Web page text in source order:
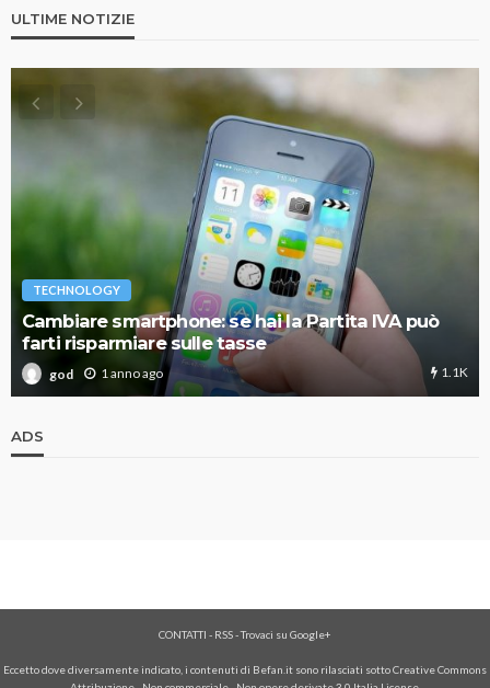
ULTIME NOTIZIE
TECHNOLOGY
Cambiare smartphone: se hai la Partita IVA può
farti risparmiare sulle tasse
god 1 anno ago 1.1K
ADS
CONTATTI - RSS-Trovaci su Google+
Eccetto dove diversamente indicato, i contenuti di Befan.it sono rilasciati sotto Creative Commons